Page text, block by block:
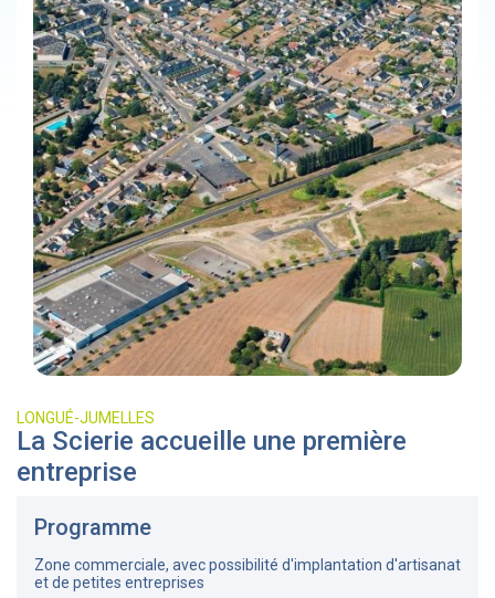
LONGUÉ-JUMELLES
La Scierie accueille une première
entreprise
Programme
Zone commerciale, avec possibilité d'implantation d'artisanat
et de petites entreprises